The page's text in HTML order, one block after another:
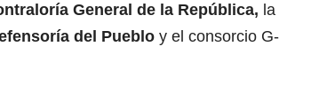
General de la República, la
del Pueblo y el consorcio G-